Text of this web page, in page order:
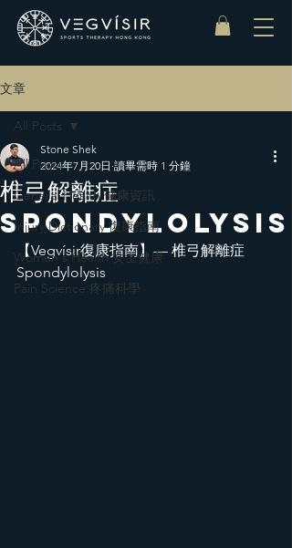
文章
All Posts
General Health 健康資訊
Injury Dictionary 復康指南
Women‘s Health 女士健康
Pain Science 疼痛科學
All Posts
椎弓解離症
Spondylolysis
Stone Shek
2024年7月20日 讀畢需時 1 分鐘
【Vegvísir復康指南】— 椎弓解離症
Spondylolysis